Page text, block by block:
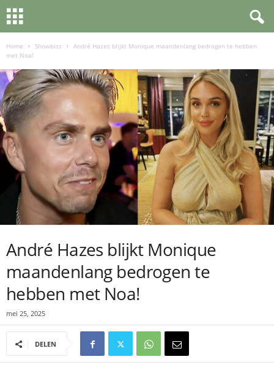
Home Showbizz
André Hazes blijkt Monique maandenlang bedrogen te hebben
met Noa!
André Hazes blijkt Monique
maandenlang bedrogen te
hebben met Noa!
mei 25, 2025
DELEN